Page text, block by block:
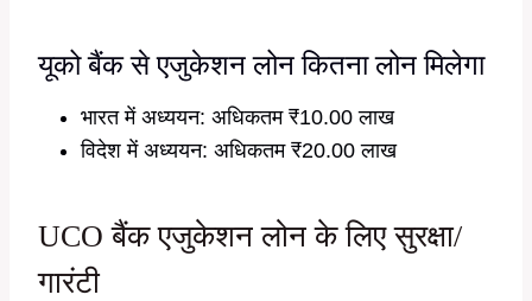
यूको बैंक से एजुकेशन लोन कितना लोन मिलेगा
भारत में अध्ययन: अधिकतम ₹10.00 लाख
विदेश में अध्ययन: अधिकतम ₹20.00 लाख
UCO बैंक एजुकेशन लोन के लिए सुरक्षा/
गारंटी